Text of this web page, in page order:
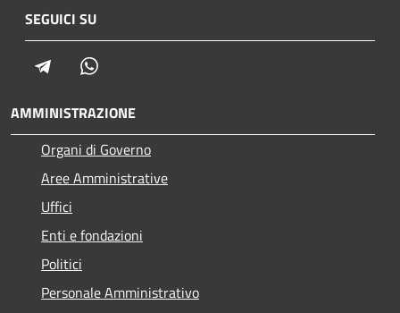
SEGUICI SU
Telegram
AMMINISTRAZIONE
Organi di Governo
Aree Amministrative
Uffici
Enti e fondazioni
Politici
Personale Amministrativo